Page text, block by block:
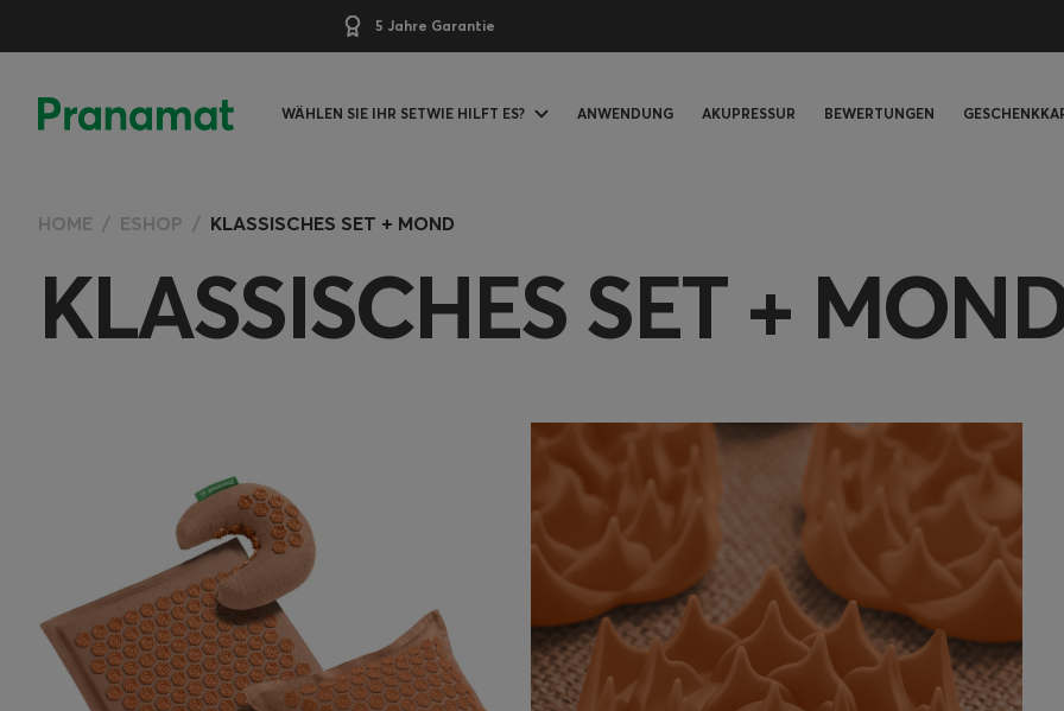
5 Jahre Garantie
WÄHLEN SIE IHR SETWIE HILFT ES? ANWENDUNG AKUPRESSUR BEWERTUNGEN
HOME ESHOP KLASSISCHES SET + MOND
KLASSISCHES SET +